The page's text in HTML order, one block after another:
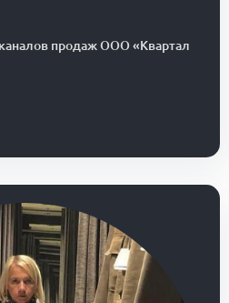
продаж ООО «Квартал